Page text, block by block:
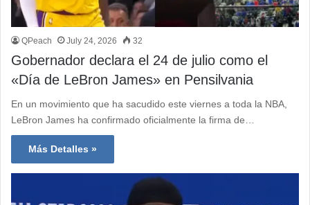
QPeach July 24, 2026 32
Gobernador declara el 24 de julio como el
«Día de LeBron James» en Pensilvania
En un movimiento que ha sacudido este viernes a toda la NBA,
LeBron James ha confirmado oficialmente la firma de…
Más Detalles »